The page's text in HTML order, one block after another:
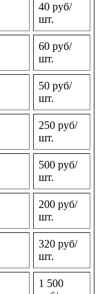
40 руб/
шт.
60 руб/
шт.
50 руб/
шт.
250 руб/
шт.
500 руб/
шт.
200 руб/
шт.
320 руб/
шт.
1 500